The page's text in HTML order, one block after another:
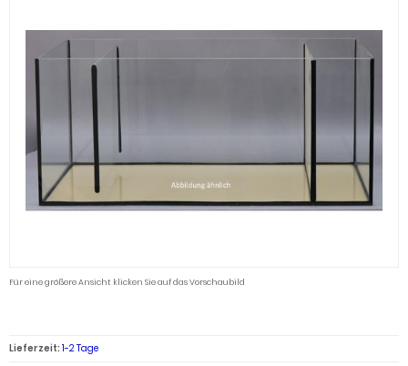
Für eine größere Ansicht klicken Sie auf das Vorschaubild
Lieferzeit: 1-2 Tage